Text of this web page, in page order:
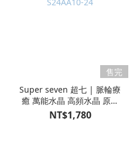
售完
Super seven 超七 | 脈輪療
癒 萬能水晶 高頻水晶 原礦
藝術線編織 天然原礦 鑰匙圈
S24AA10-24
NT$1,780